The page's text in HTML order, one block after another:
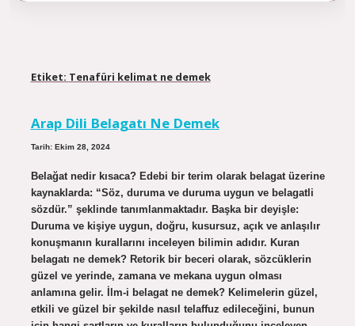
Etiket: Tenafüri kelimat ne demek
Arap Dili Belagatı Ne Demek
Tarih: Ekim 28, 2024
Belağat nedir kısaca? Edebi bir terim olarak belagat üzerine
kaynaklarda: “Söz, duruma ve duruma uygun ve belagatli
sözdür.” şeklinde tanımlanmaktadır. Başka bir deyişle:
Duruma ve kişiye uygun, doğru, kusursuz, açık ve anlaşılır
konuşmanın kurallarını inceleyen bilimin adıdır. Kuran
belagatı ne demek? Retorik bir beceri olarak, sözcüklerin
güzel ve yerinde, zamana ve mekana uygun olması
anlamına gelir. İlm-i belagat ne demek? Kelimelerin güzel,
etkili ve güzel bir şekilde nasıl telaffuz edileceğini, bunun